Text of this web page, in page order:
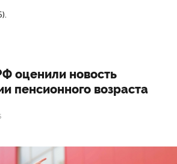
оценили новость
пенсионного возраста